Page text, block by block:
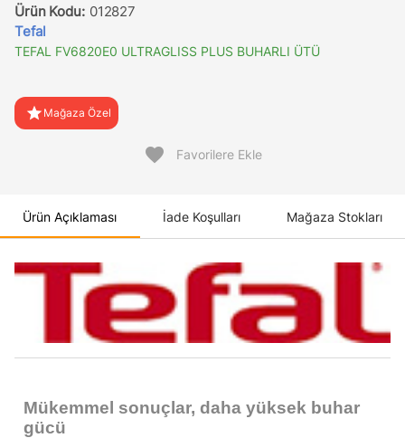
Ürün Kodu: 012827
Tefal
TEFAL FV6820E0 ULTRAGLISS PLUS BUHARLI ÜTÜ
star Mağaza Özel
favorite Favorilere Ekle
Ürün Açıklaması İade Koşulları Mağaza Stokları
Mükemmel sonuçlar, daha yüksek buhar
gücü